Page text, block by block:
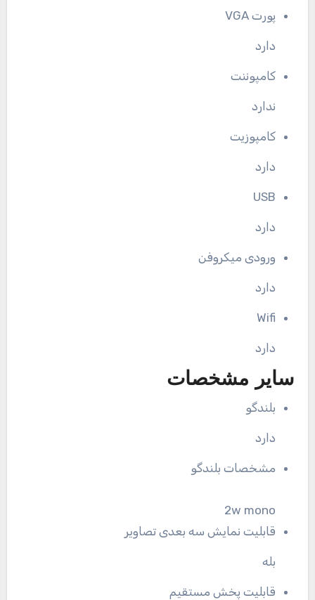
پورت VGA
دارد
کامپوننت
ندارد
کامپوزیت
دارد
USB
دارد
ورودی میکروفن
دارد
Wifi
دارد
سایر مشخصات
بلندگو
دارد
مشخصات بلندگو
2w mono
قابلیت نمایش سه بعدی تصاویر
بله
قابلیت پخش مستقیم